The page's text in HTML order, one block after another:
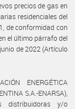
precios de gas en
residenciales del
de conformidad con
el último párrafo del
de 2022 (Artículo
ENERGÉTICA
S.A.-ENARSA),
y/o